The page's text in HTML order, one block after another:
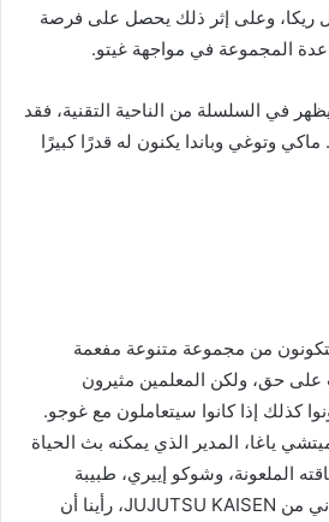
ريكا، وعلى إثر ذلك يحصل على فرصة
المجموعة في مواجهة غيتو.
في السلسلة من الناحية التقنية، فقد
وتوغي وباندا يكنون له قدرًا كبيرًا
من مجموعة متنوعة مفعمة
على حق، ولكن المعلمين مثيرون
كذلك إذا كانوا سيتعاملون مع غوجو.
ياغا، المدير الذي يمكنه بث الحياة
الملعونة، وشوكو إييري، طبيبة
المدرسة. في الموسم الثاني من JUJUTSU KAISEN، رأينا أن